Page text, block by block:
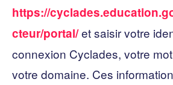
https://
cteur/portal/et saisir votre
connexion Cyclades, votre
votre domaine. Ces